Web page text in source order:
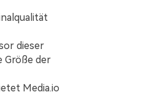
dieser
Größe der
Media.io